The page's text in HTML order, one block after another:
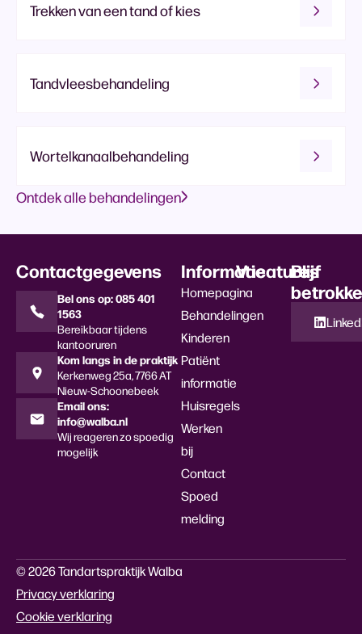
Trekken van een tand of kies
Tandvleesbehandeling
Wortelkanaalbehandeling
Ontdek alle behandelingen
Contactgegevens
Bel ons op: 085 401
1563
Bereikbaar tijdens
kantooruren
Kom langs in de praktijk
Kerkenweg 25a, 7766 AT
Nieuw-Schoonebeek
Email ons:
info@walba.nl
Wij reageren zo spoedig
mogelijk
Informatie
Homepagina
Behandelingen
Kinderen
Patiënt
informatie
Huisregels
Werken
bij
Contact
Spoed
melding
Vacatures
Blijf
© 2026 Tandartspraktijk Walba
Privacy verklaring
Cookie verklaring